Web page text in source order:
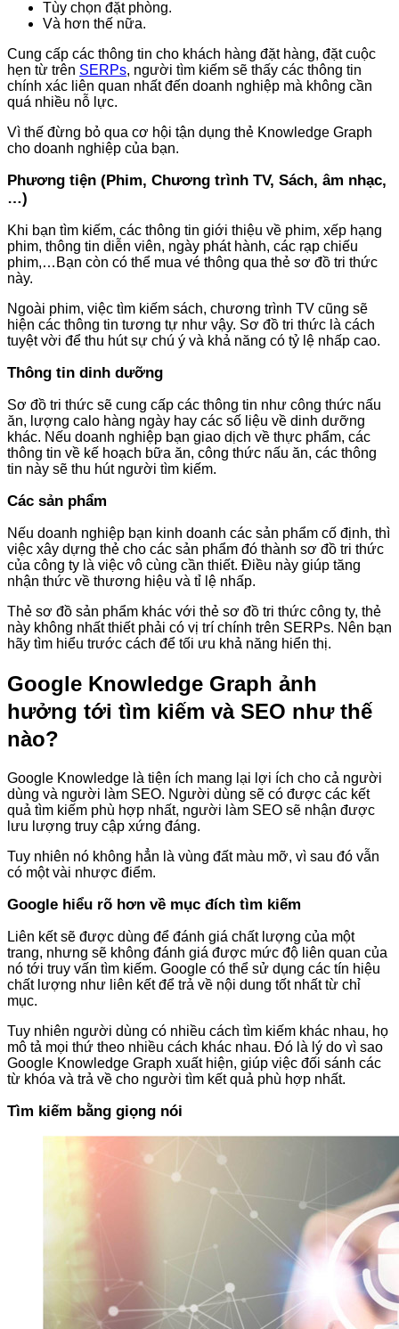
Tùy chọn đặt phòng.
Và hơn thế nữa.
Cung cấp các thông tin cho khách hàng đặt hàng, đặt cuộc
hẹn từ trên SERPs, người tìm kiếm sẽ thấy các thông tin
chính xác liên quan nhất đến doanh nghiệp mà không cần
quá nhiều nỗ lực.
Vì thế đừng bỏ qua cơ hội tận dụng thẻ Knowledge Graph
cho doanh nghiệp của bạn.
Phương tiện (Phim, Chương trình TV, Sách, âm nhạc,
…)
Khi bạn tìm kiếm, các thông tin giới thiệu về phim, xếp hạng
phim, thông tin diễn viên, ngày phát hành, các rạp chiếu
phim,…Bạn còn có thể mua vé thông qua thẻ sơ đồ tri thức
này.
Ngoài phim, việc tìm kiếm sách, chương trình TV cũng sẽ
hiện các thông tin tương tự như vậy. Sơ đồ tri thức là cách
tuyệt vời để thu hút sự chú ý và khả năng có tỷ lệ nhấp cao.
Thông tin dinh dưỡng
Sơ đồ tri thức sẽ cung cấp các thông tin như công thức nấu
ăn, lượng calo hàng ngày hay các số liệu về dinh dưỡng
khác. Nếu doanh nghiệp bạn giao dịch về thực phẩm, các
thông tin về kế hoạch bữa ăn, công thức nấu ăn, các thông
tin này sẽ thu hút người tìm kiếm.
Các sản phẩm
Nếu doanh nghiệp bạn kinh doanh các sản phẩm cố định, thì
việc xây dựng thẻ cho các sản phẩm đó thành sơ đồ tri thức
của công ty là việc vô cùng cần thiết. Điều này giúp tăng
nhận thức về thương hiệu và tỉ lệ nhấp.
Thẻ sơ đồ sản phẩm khác với thẻ sơ đồ tri thức công ty, thẻ
này không nhất thiết phải có vị trí chính trên SERPs. Nên bạn
hãy tìm hiểu trước cách để tối ưu khả năng hiển thị.
Google Knowledge Graph ảnh
hưởng tới tìm kiếm và SEO như thế
nào?
Google Knowledge là tiện ích mang lại lợi ích cho cả người
dùng và người làm SEO. Người dùng sẽ có được các kết
quả tìm kiếm phù hợp nhất, người làm SEO sẽ nhận được
lưu lượng truy cập xứng đáng.
Tuy nhiên nó không hẳn là vùng đất màu mỡ, vì sau đó vẫn
có một vài nhược điểm.
Google hiểu rõ hơn về mục đích tìm kiếm
Liên kết sẽ được dùng để đánh giá chất lượng của một
trang, nhưng sẽ không đánh giá được mức độ liên quan của
nó tới truy vấn tìm kiếm. Google có thể sử dụng các tín hiệu
chất lượng như liên kết để trả về nội dung tốt nhất từ chỉ
mục.
Tuy nhiên người dùng có nhiều cách tìm kiếm khác nhau, họ
mô tả mọi thứ theo nhiều cách khác nhau. Đó là lý do vì sao
Google Knowledge Graph xuất hiện, giúp việc đối sánh các
từ khóa và trả về cho người tìm kết quả phù hợp nhất.
Tìm kiếm bằng giọng nói